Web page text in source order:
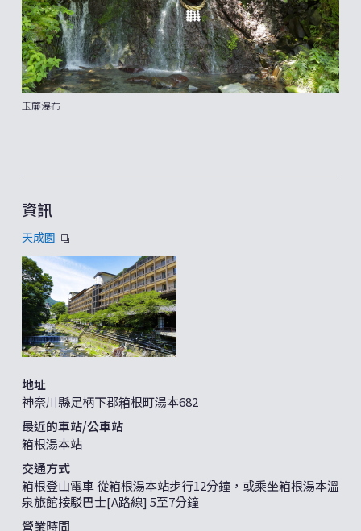
玉簾瀑布
資訊
天成園
地址
神奈川縣足柄下郡箱根町湯本682
最近的車站/公車站
箱根湯本站
交通方式
箱根登山電車 從箱根湯本站步行12分鐘，或乘坐箱根湯本溫
泉旅館接駁巴士[A路線] 5至7分鐘
營業時間